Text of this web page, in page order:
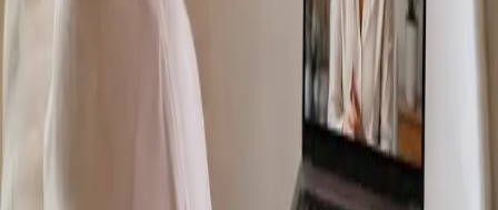
Consulta Online Flebologia y Linfologia
Reservar cita
Dermatología Especialista